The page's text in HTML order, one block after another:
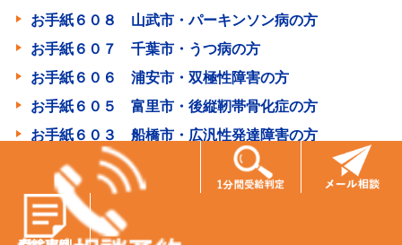
お手紙６０８ 山武市・パーキンソン病の方
お手紙６０７ 千葉市・うつ病の方
お手紙６０６ 浦安市・双極性障害の方
お手紙６０５ 富里市・後縦靭帯骨化症の方
お手紙６０３ 船橋市・広汎性発達障害の方
お手紙６０２ 匝瑳市・注意欠如多動症、軽度知的障害
の方
お手紙６００ 大網白里市・脳出血の方